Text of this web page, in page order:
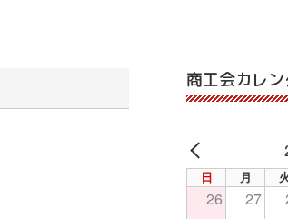
商工会カレ
PREV
日 月
26 27